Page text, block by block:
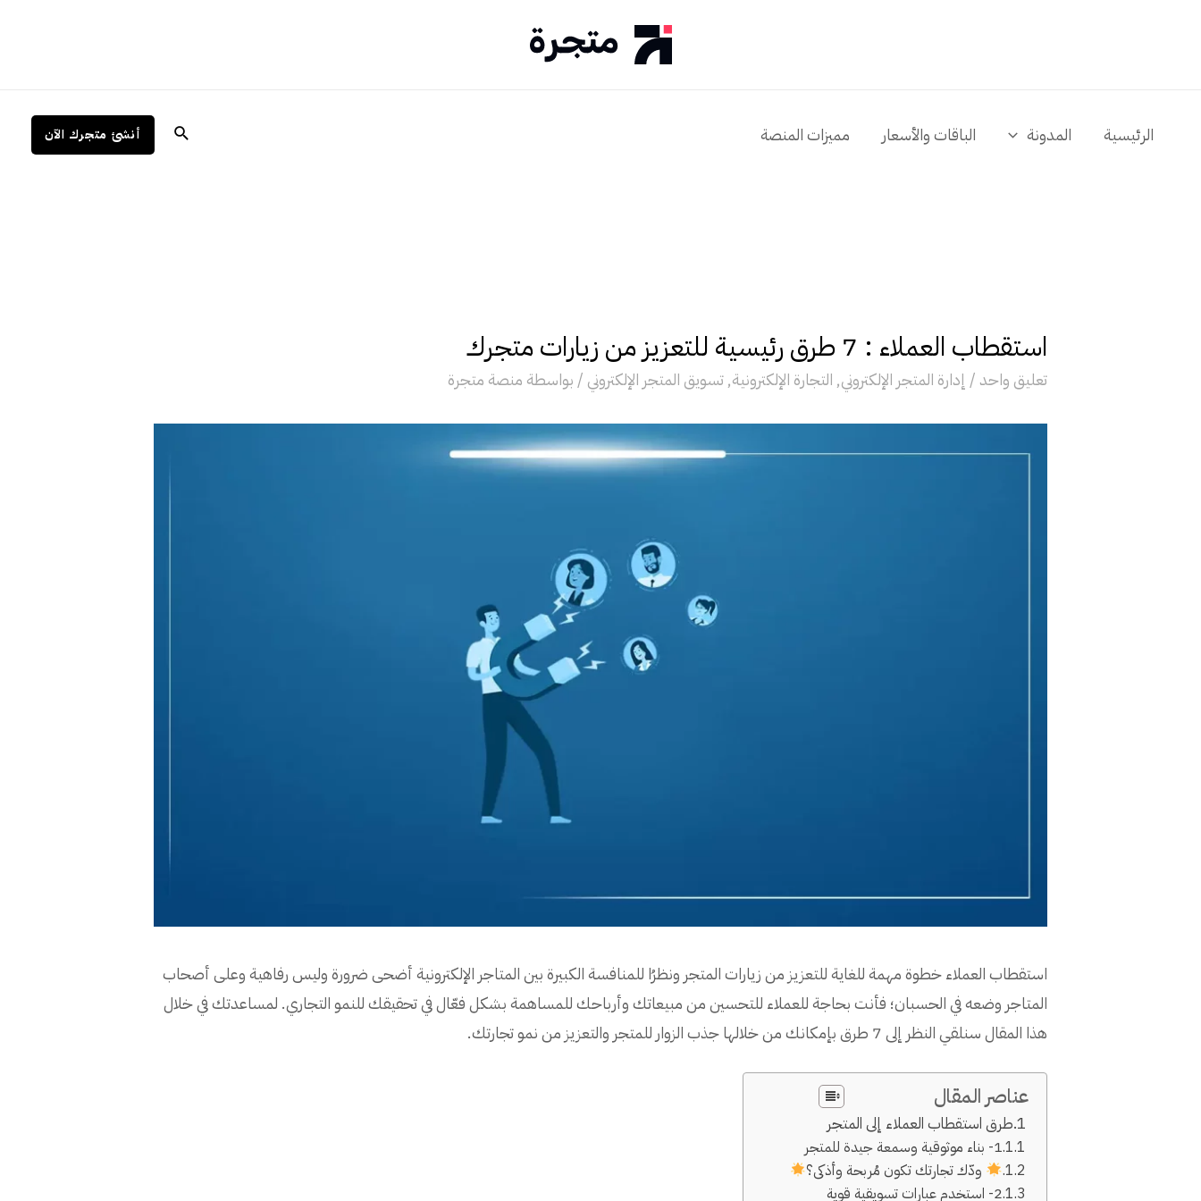
الرئيسية المدونة الباقات والأسعار مميزات المنصة البحث أنشئ متجرك الآن
استقطاب العملاء : 7 طرق رئيسية للتعزيز من زيارات متجرك
تعليق واحد / إدارة المتجر الإلكتروني, التجارة الإلكترونية,تسويق المتجر الإلكتروني / بواسطة منصة متجرة
استقطاب العملاء خطوة مهمة للغاية للتعزيز من زيارات المتجر ونظرُا للمنافسة الكبيرة بين المتاجر الإلكترونية أضحى ضرورة وليس رفاهية وعلى أصحاب
المتاجر وضعه في الحسبان؛ فأنت بحاجة للعملاء للتحسين من مبيعاتك وأرباحك للمساهمة بشكل فعّال في تحقيقك للنمو التجاري. لمساعدتك في خلال
هذا المقال سنلقي النظر إلى 7 طرق بإمكانك من خلالها جذب الزوار للمتجر والتعزيز من نمو تجارتك.
عناصر المقال
طرق استقطاب العملاء إلى المتجر
1- بناء موثوقية وسمعة جيدة للمتجر
ودّك تجارتك تكون مُربحة وأذكى؟
2- استخدم عبارات تسويقية قوية